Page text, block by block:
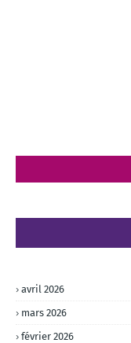
avril 2026
mars 2026
février 2026